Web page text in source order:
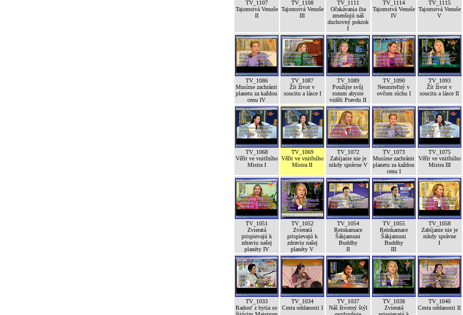
TV_1107
Tajomstvá Venuše
II
TV_1108
Tajomstvá Venuše
III
TV_1111
Očakávania iba
zmenšujú náš
duchovný pokrok
I
TV_1114
Tajomstvá Venuše
IV
TV_1115
Tajomstvá Venuše
V
TV_1086
Musíme zachránit
planetu za každou
cenu IV
TV_1087
Žít život v
soucitu a lásce I
TV_1089
Použijte svůj
rozum abyste
viděli Pravdu II
TV_1090
Nesmrteľný v
ovčom rúchu I
TV_1093
Žít život v
soucitu a lásce II
TV_1068
Věřit ve vnitřního
Mistra I
TV_1069
Věřit ve vnitřního
Mistra II
TV_1072
Zabíjanie nie je
nikdy správne V
TV_1073
Musíme zachránit
planetu za každou
cenu I
TV_1075
Věřit ve vnitřního
Mistra III
TV_1051
Zvieratá
prispievajú k
zdraviu našej
planéty IV
TV_1052
Zvieratá
prispievajú k
zdraviu našej
planéty V
TV_1054
Reinkarnace
Šákjamuni
Buddhy
II
TV_1055
Reinkarnace
Šákjamuni
Buddhy
III
TV_1058
Zabíjanie nie je
nikdy správne
I
TV_1033
Radosť z bytia so
TV_1034
Cesta oddanosti I
TV_1037
Náš životný štýl
TV_1038
Zvieratá
TV_1040
Cesta oddanosti II